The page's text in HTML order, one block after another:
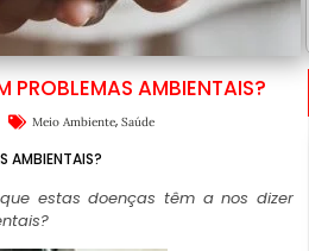
PROBLEMAS AMBIENTAIS?
Meio Ambiente, Saúde
AMBIENTAIS?
que estas doenças têm a nos dizer